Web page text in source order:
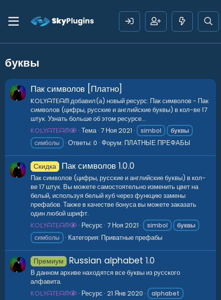
буквы
Пак символов [Платно]
KOᒪYᗩTEᗩᗰ добавил(а) новый ресурс: Пак символов - Пак
символов (цифры, русские и английские буквы) в кол-ве 17
штук. Узнать больше об этом ресурсе...
KOᒪYᗩTEᗩᗰ
Тема 7 Ноя 2021 simbol
буквы
симболы
Ответы: 0 Форум: ПЛАТНЫЕ ПРЕФАБЫ
Скидка Пак символов 1.0.0
Пак символов (цифры, русские и английские буквы) в кол-
ве 17 штук. Вы можете самостоятельно изменить цвет на
белый, используя белый куб через функцию замены
префабов. Также в качестве бонуса вы можете заказать
один любой шрифт.
KOᒪYᗩTEᗩᗰ
Ресурс 7 Ноя 2021 simbol
буквы
симболы
Категория: Приватные префабы
Премиум Russian alphabet 1.0
В данном архиве находятся все буквы из русского
алфавита.
KOᒪYᗩTEᗩᗰ
Ресурс 21 Янв 2020
alphabet